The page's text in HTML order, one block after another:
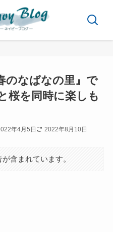
のなばなの里』で
桜を同時に楽しも
年4月5日 2022年8月10日
含まれています。